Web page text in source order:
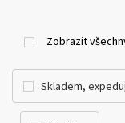
Zobrazit
Skladem,